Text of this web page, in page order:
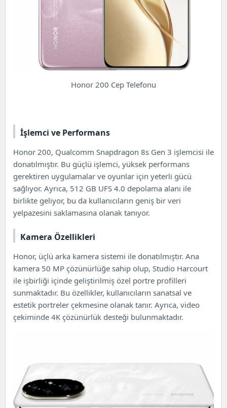
Honor 200 Cep Telefonu
İşlemci ve Performans
Honor 200, Qualcomm Snapdragon 8s Gen 3 işlemcisi ile
donatılmıştır. Bu güçlü işlemci, yüksek performans
gerektiren uygulamalar ve oyunlar için yeterli gücü
sağlıyor. Ayrıca, 512 GB UFS 4.0 depolama alanı ile
birlikte geliyor, bu da kullanıcıların geniş bir veri
yelpazesini saklamasına olanak tanıyor.
Kamera Özellikleri
Honor, üçlü arka kamera sistemi ile donatılmıştır. Ana
kamera 50 MP çözünürlüğe sahip olup, Studio Harcourt
ile işbirliği içinde geliştirilmiş özel portre profilleri
sunmaktadır. Bu özellikler, kullanıcıların sanatsal ve
estetik portreler çekmesine olanak tanır. Ayrıca, video
çekiminde 4K çözünürlük desteği bulunmaktadır.